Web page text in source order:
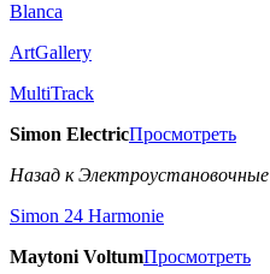
Blanca
ArtGallery
MultiTrack
Simon ElectricПросмотреть
Назад к Электроустановочные
Simon 24 Harmonie
Maytoni VoltumПросмотреть